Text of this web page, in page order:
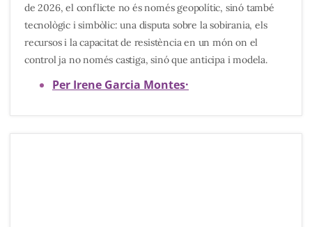
de 2026, el conflicte no és només geopolític, sinó també
tecnològic i simbòlic: una disputa sobre la sobirania, els
recursos i la capacitat de resistència en un món on el
control ja no només castiga, sinó que anticipa i modela.
Per Irene Garcia Montes·